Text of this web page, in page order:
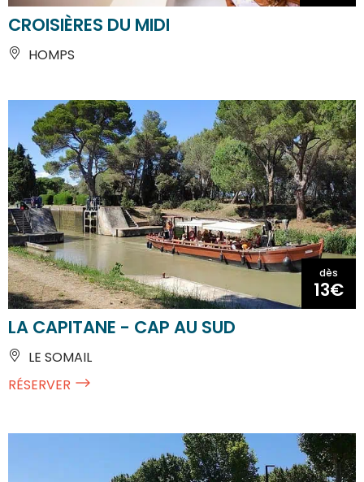
CROISIÈRES DU MIDI
HOMPS
dès
13€
LA CAPITANE - CAP AU SUD
LE SOMAIL
RÉSERVER